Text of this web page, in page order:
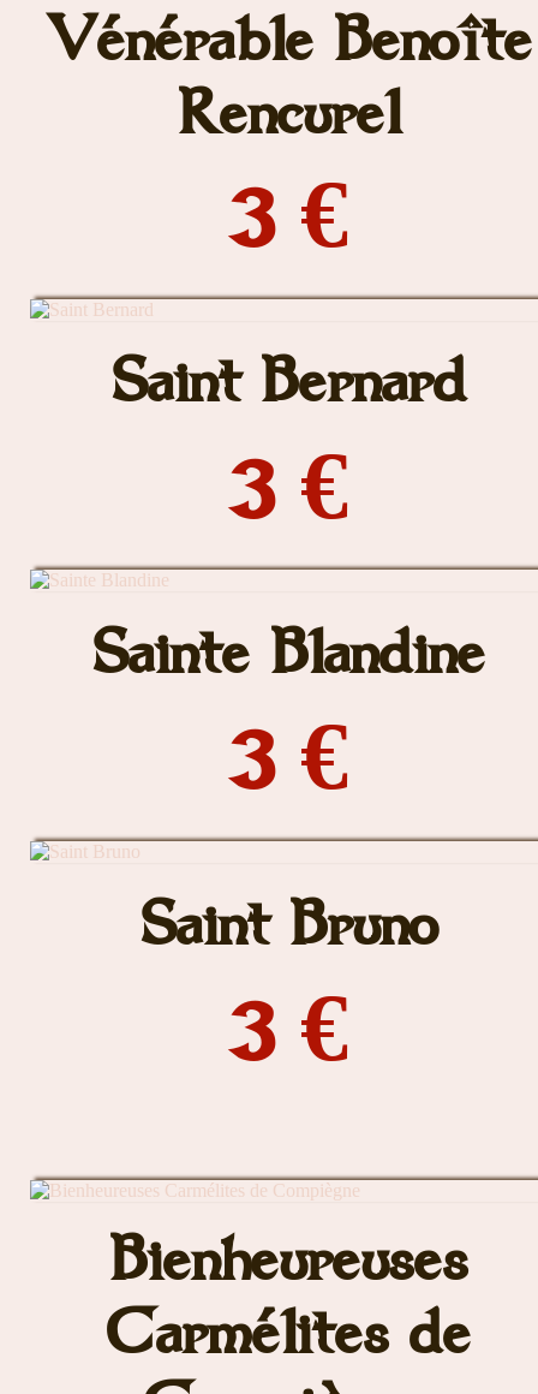
Vénérable Benoîte
Rencurel
3 €
Saint Bernard
3 €
Sainte Blandine
3 €
Saint Bruno
3 €
Bienheureuses
Carmélites de